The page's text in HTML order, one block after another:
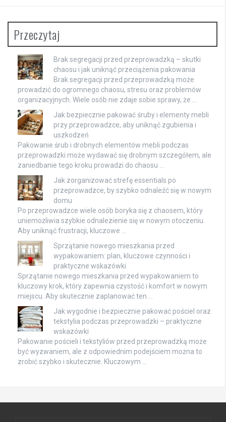
Przeczytaj
Brak segregacji przed przeprowadzką – skutki
chaosu i jak uniknąć przeciążenia pakowania
Brak segregacji przed przeprowadzką może
prowadzić do ogromnego chaosu, stresu oraz problemów
organizacyjnych. Wiele osób nie zdaje sobie sprawy, że …
Jak bezpiecznie pakować śruby i elementy mebli
przy przeprowadzce, aby uniknąć zgubienia i
uszkodzeń
Pakowanie śrub i drobnych elementów mebli podczas
przeprowadzki może wydawać się drobnym szczegółem, ale
zaniedbanie tego kroku prowadzi do chaosu …
Jak zorganizować strefę essentials po
przeprowadzce, by szybko odnaleźć się w nowym
domu
Po przeprowadzce wiele osób boryka się z chaosem, który
uniemożliwia szybkie odnalezienie się w nowym otoczeniu.
Aby uniknąć frustracji, kluczowe …
Sprzątanie nowego mieszkania przed
wypakowaniem: plan, kluczowe czynności i
praktyczne wskazówki
Sprzątanie nowego mieszkania przed wypakowaniem to
kluczowy krok, który zapewnia czystość i komfort w nowym
miejscu. Aby skutecznie zaplanować ten …
Jak wygodnie i bezpiecznie pakować pościel oraz
tekstylia podczas przeprowadzki – praktyczne
wskazówki
Pakowanie pościeli i tekstyliów przed przeprowadzką może
być wyzwaniem, ale z odpowiednim podejściem można to
zrobić szybko i skutecznie. Kluczowym …